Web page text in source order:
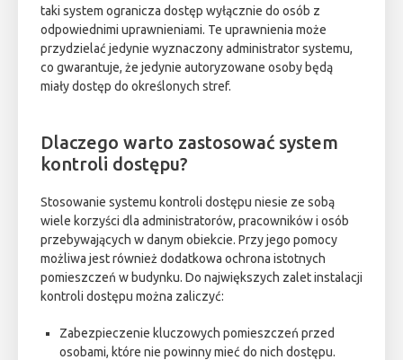
taki system ogranicza dostęp wyłącznie do osób z
odpowiednimi uprawnieniami. Te uprawnienia może
przydzielać jedynie wyznaczony administrator systemu,
co gwarantuje, że jedynie autoryzowane osoby będą
miały dostęp do określonych stref.
Dlaczego warto zastosować system
kontroli dostępu?
Stosowanie systemu kontroli dostępu niesie ze sobą
wiele korzyści dla administratorów, pracowników i osób
przebywających w danym obiekcie. Przy jego pomocy
możliwa jest również dodatkowa ochrona istotnych
pomieszczeń w budynku. Do największych zalet instalacji
kontroli dostępu można zaliczyć:
Zabezpieczenie kluczowych pomieszczeń przed
osobami, które nie powinny mieć do nich dostępu.